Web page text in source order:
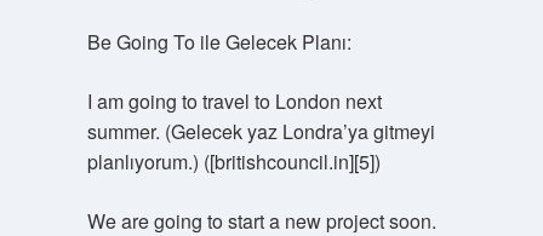
Be Going To ile Gelecek Planı:
I am going to travel to London next
summer. (Gelecek yaz Londra’ya gitmeyi
planlıyorum.) ([britishcouncil.in][5])
We are going to start a new project soon.